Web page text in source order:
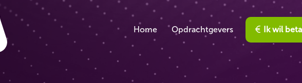
Home Opdrachtgevers Ik wil